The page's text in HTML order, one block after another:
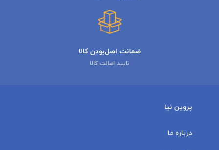
ضمانت اصل‌بودن کالا
تایید اصالت کالا
پروین نیا
درباره ما